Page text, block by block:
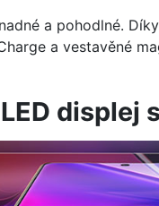
a pohodlné.
a vestavěné